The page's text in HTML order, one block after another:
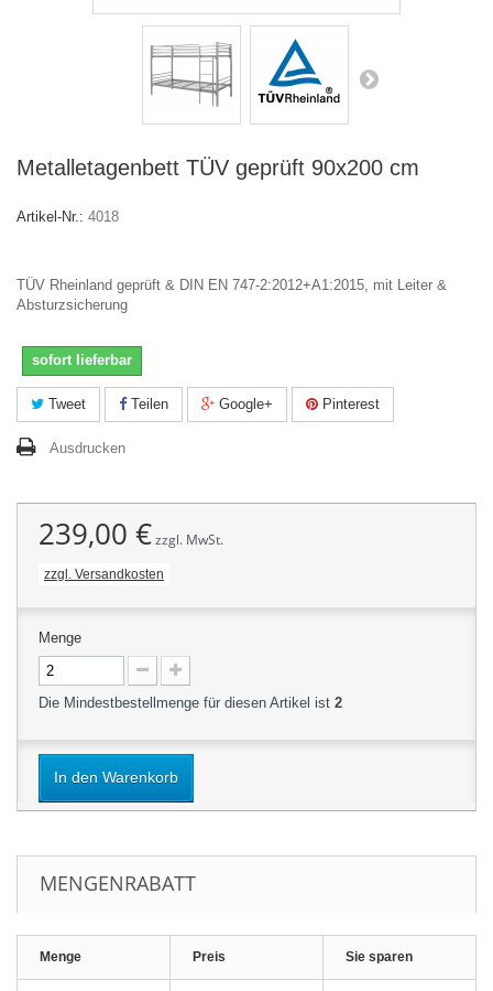
Metalletagenbett TÜV geprüft 90x200 cm
Artikel-Nr.: 4018
TÜV Rheinland geprüft & DIN EN 747-2:2012+A1:2015, mit Leiter &
Absturzsicherung
sofort lieferbar
Tweet Teilen Google+ Pinterest
Ausdrucken
239,00 €zzgl. MwSt.
zzgl. Versandkosten
Menge
Die Mindestbestellmenge für diesen Artikel ist 2
In den Warenkorb
MENGENRABATT
Menge Preis Sie sparen